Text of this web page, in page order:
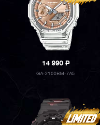
14 990P
GA-2100BM-7A5